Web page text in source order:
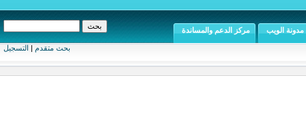
بحث متقدم | التسجيل
مدونة الويب مركز الدعم والمساندة